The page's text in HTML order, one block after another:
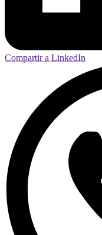
Compartir a LinkedIn